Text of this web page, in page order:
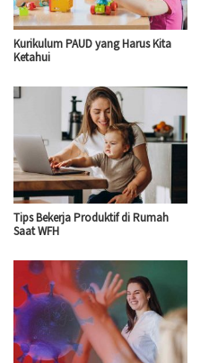
Kurikulum PAUD yang Harus Kita
Ketahui
Tips Bekerja Produktif di Rumah
Saat WFH